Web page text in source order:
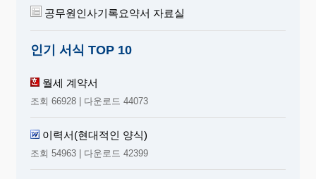
공무원인사기록요약서 자료실
인기 서식 TOP 10
월세 계약서
조회 66928 | 다운로드 44073
이력서(현대적인 양식)
조회 54963 | 다운로드 42399